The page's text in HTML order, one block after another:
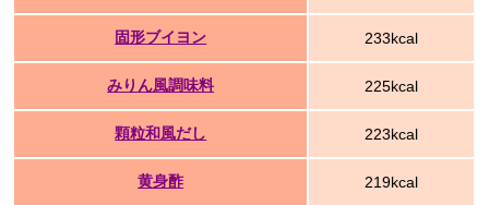
固形ブイヨン 233kcal
みりん風調味料 225kcal
顆粒和風だし 223kcal
黄身酢 219kcal